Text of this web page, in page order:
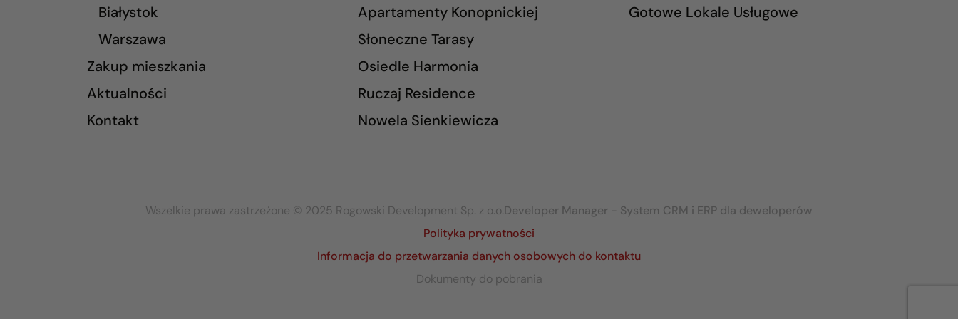
Białystok
Warszawa
Zakup mieszkania
Aktualności
Kontakt
Apartamenty Konopnickiej
Słoneczne Tarasy
Osiedle Harmonia
Ruczaj Residence
Nowela Sienkiewicza
Gotowe Lokale Usługowe
Wszelkie prawa zastrzeżone © 2025 Rogowski Development Sp. z o.o.Developer Manager - System CRM i ERP dla deweloperów
Polityka prywatności
Informacja do przetwarzania danych osobowych do kontaktu
Dokumenty do pobrania